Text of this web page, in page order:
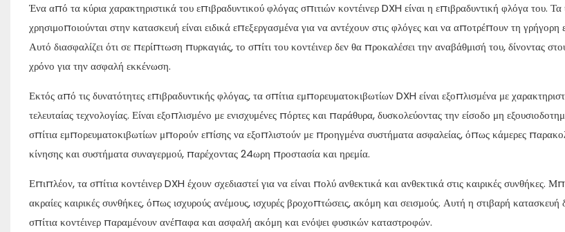
Ένα από τα κύρια χαρακτηριστικά του επιβραδυντικού φλόγας σπιτιών κοντέινερ DXH είναι η επιβραδυντική φλόγα του.
χρησιμοποιούνται στην κατασκευή είναι ειδικά επεξεργασμένα για να αντέχουν στις φλόγες και να αποτρέπουν τη
Αυτό διασφαλίζει ότι σε περίπτωση πυρκαγιάς, το σπίτι του κοντέινερ δεν θα προκαλέσει την αναβάθμισή του, δίνοντας
χρόνο για την ασφαλή εκκένωση.
Εκτός από τις δυνατότητες επιβραδυντικής φλόγας, τα σπίτια εμπορευματοκιβωτίων DXH είναι εξοπλισμένα με
τελευταίας τεχνολογίας. Είναι εξοπλισμένο με ενισχυμένες πόρτες και παράθυρα, δυσκολεύοντας την είσοδο μη
σπίτια εμπορευματοκιβωτίων μπορούν επίσης να εξοπλιστούν με προηγμένα συστήματα ασφαλείας, όπως κάμερες
κίνησης και συστήματα συναγερμού, παρέχοντας 24ωρη προστασία και ηρεμία.
Επιπλέον, τα σπίτια κοντέινερ DXH έχουν σχεδιαστεί για να είναι πολύ ανθεκτικά και ανθεκτικά στις καιρικές συνθήκες.
ακραίες καιρικές συνθήκες, όπως ισχυρούς ανέμους, ισχυρές βροχοπτώσεις, ακόμη και σεισμούς. Αυτή η στιβαρή κατασκευή
σπίτια κοντέινερ παραμένουν ανέπαφα και ασφαλή ακόμη και ενόψει φυσικών καταστροφών.